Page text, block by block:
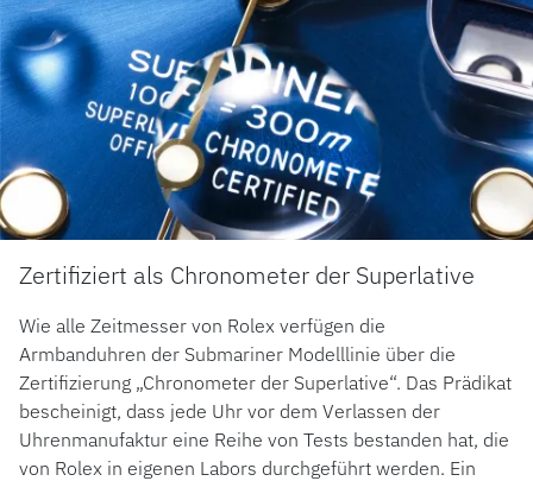
Zertifiziert als Chronometer der Superlative
Wie alle Zeitmesser von Rolex verfügen die
Armbanduhren der Submariner Modelllinie über die
Zertifizierung „Chronometer der Superlative“. Das Prädikat
bescheinigt, dass jede Uhr vor dem Verlassen der
Uhrenmanufaktur eine Reihe von Tests bestanden hat, die
von Rolex in eigenen Labors durchgeführt werden. Ein